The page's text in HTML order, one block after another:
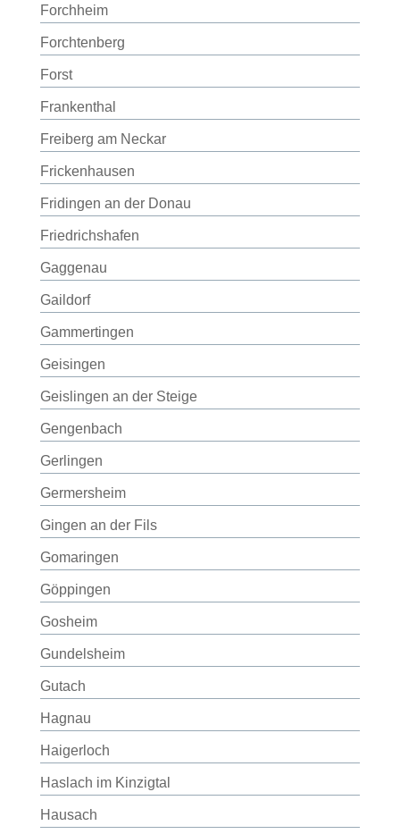
Forchheim
Forchtenberg
Forst
Frankenthal
Freiberg am Neckar
Frickenhausen
Fridingen an der Donau
Friedrichshafen
Gaggenau
Gaildorf
Gammertingen
Geisingen
Geislingen an der Steige
Gengenbach
Gerlingen
Germersheim
Gingen an der Fils
Gomaringen
Göppingen
Gosheim
Gundelsheim
Gutach
Hagnau
Haigerloch
Haslach im Kinzigtal
Hausach